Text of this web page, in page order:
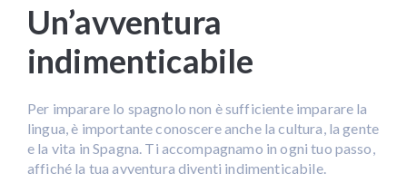
Un’avventura
indimenticabile
Per imparare lo spagnolo non è sufficiente imparare la
lingua, è importante conoscere anche la cultura, la gente
e la vita in Spagna. Ti accompagnamo in ogni tuo passo,
affiché la tua avventura diventi indimenticabile.